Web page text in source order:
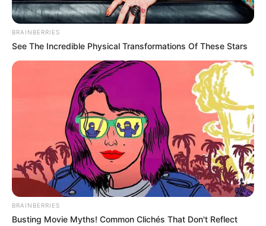
10 Foods That Instantly Reduce Bloat
BRAINBERRIES
BRAINBERRIES
See The Incredible Physical Transformations Of These Stars
BRAINBERRIES
Busting Movie Myths! Common Clichés That Don't Reflect